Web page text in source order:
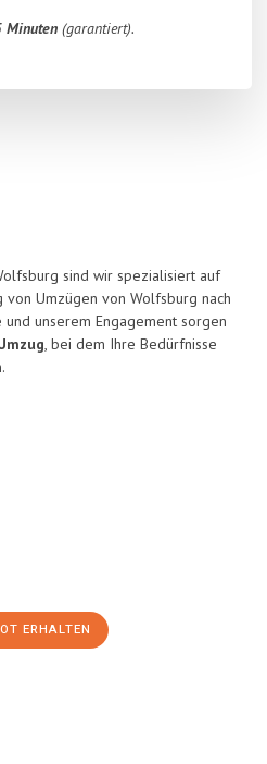
Minuten(garantiert).
sind wir spezialisiert auf
von Umzügen von Wolfsburg nach
unserem Engagement sorgen
, bei dem Ihre Bedürfnisse
ERHALTEN